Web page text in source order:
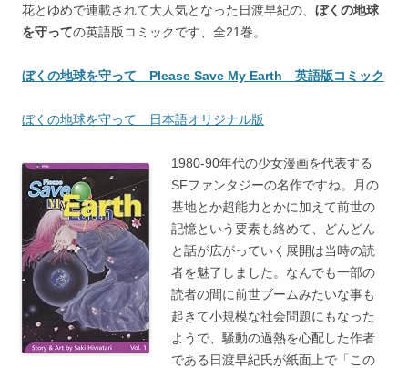
花とゆめで連載されて大人気となった日渡早紀の、 ぼくの地球
を守っての英語版コミックです、全21巻。
ぼくの地球を守って Please Save My Earth 英語版コミック
ぼくの地球を守って 日本語オリジナル版
1980-90年代の少女漫画を代表する
SFファンタジーの名作ですね。月の
基地とか超能力とかに加えて前世の
記憶という要素も絡めて、どんどん
と話が広がっていく展開は当時の読
者を魅了しました。なんでも一部の
読者の間に前世ブームみたいな事も
起きて小規模な社会問題にもなった
ようで、騒動の過熱を心配した作者
である日渡早紀氏が紙面上で「この